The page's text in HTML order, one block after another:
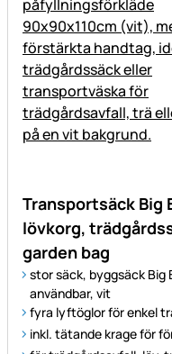
Transportsäck Big
lövkorg,
garden bag
stor säck, byggsäck Big
användbar, vit
fyra lyftöglor för enkel
inkl. tätande krage för